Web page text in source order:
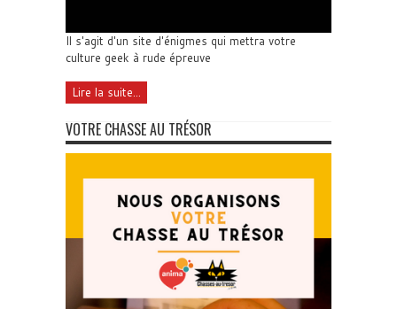
Il s'agit d'un site d'énigmes qui mettra votre
culture geek à rude épreuve
Lire la suite...
VOTRE CHASSE AU TRÉSOR